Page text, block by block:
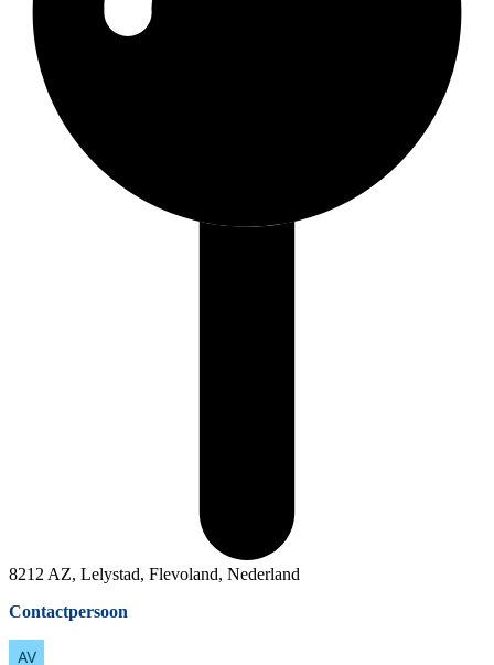
8212 AZ, Lelystad, Flevoland, Nederland
Contactpersoon